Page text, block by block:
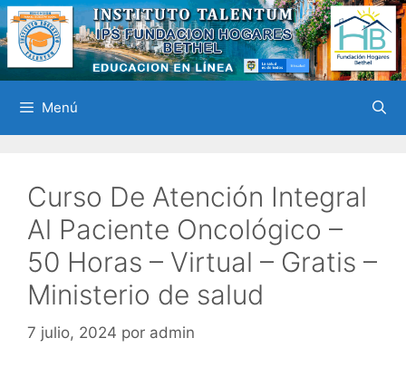
Saltar
al
contenido
Menú
Curso De Atención Integral
Al Paciente Oncológico –
50 Horas – Virtual – Gratis –
Ministerio de salud
7 julio, 2024 por admin